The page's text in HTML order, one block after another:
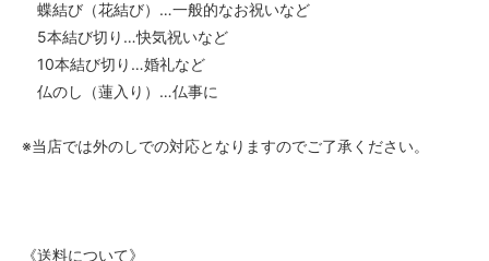
蝶結び（花結び）…一般的なお祝いなど
5本結び切り…快気祝いなど
10本結び切り…婚礼など
仏のし（蓮入り）…仏事に
※当店では外のしでの対応となりますのでご了承ください。
《送料について》